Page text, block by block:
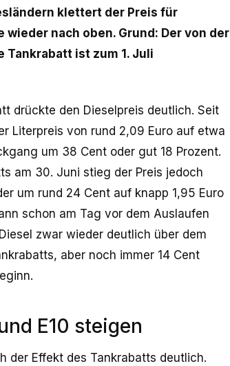
klettert der Preis für
nach oben. Grund: Der von der
Tankrabatt ist zum 1. Juli
drückte den Dieselpreis deutlich. Seit
Literpreis von rund 2,09 Euro auf etwa
um 38 Cent oder gut 18 Prozent.
am 30. Juni stieg der Preis jedoch
um rund 24 Cent auf knapp 1,95 Euro
schon am Tag vor dem Auslaufen
zwar wieder deutlich über dem
aber noch immer 14 Cent
E10 steigen
der Effekt des Tankrabatts deutlich.